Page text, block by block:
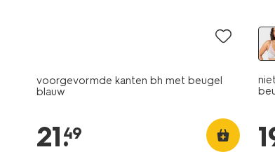
voorgevormde kanten bh met beugel
blauw
21.
49